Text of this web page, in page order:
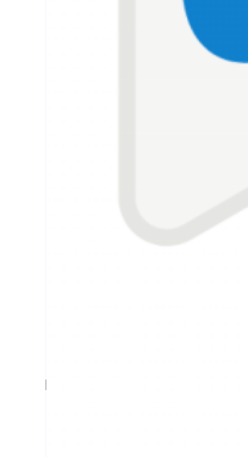
hasta el seguimiento y la
que cada detalle
Realizamos un monitoreo
para identificar
desempeño en términos
clic (CPC) de las
Nuestro principal
no solo alcancen los
retorno de inversión